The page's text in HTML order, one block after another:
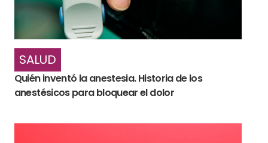
SALUD
Quién inventó la anestesia. Historia de los
anestésicos para bloquear el dolor